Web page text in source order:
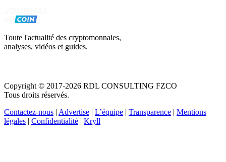
Toute l'actualité des cryptomonnaies,
analyses, vidéos et guides.
Copyright © 2017-2026 RDL CONSULTING FZCO
Tous droits réservés.
Contactez-nous | Advertise | L’équipe | Transparence | Mentions
légales | Confidentialité | Kryll